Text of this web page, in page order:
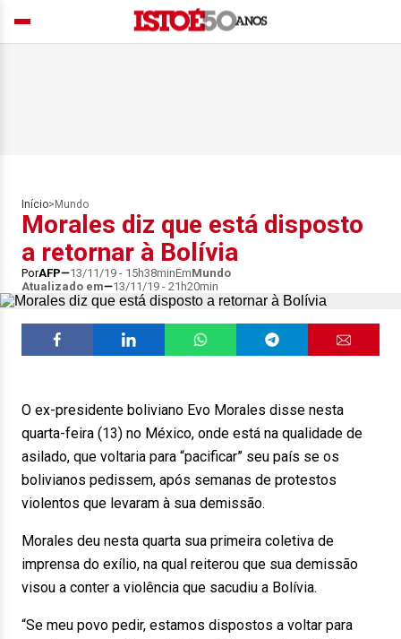
Início> Mundo
Morales diz que está disposto
a retornar à Bolívia
PorAFP 13/11/19 - 15h38minEmMundo
Atualizado em
13/11/19 - 21h20min
O ex-presidente boliviano Evo Morales disse nesta
quarta-feira (13) no México, onde está na qualidade de
asilado, que voltaria para “pacificar” seu país se os
bolivianos pedissem, após semanas de protestos
violentos que levaram à sua demissão.
Morales deu nesta quarta sua primeira coletiva de
imprensa do exílio, na qual reiterou que sua demissão
visou a conter a violência que sacudiu a Bolívia.
“Se meu povo pedir, estamos dispostos a voltar para